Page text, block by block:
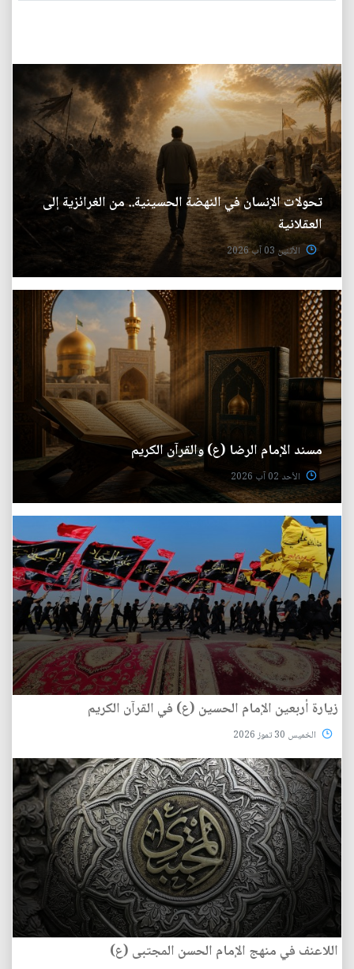
تحولات الإنسان في النهضة الحسينية.. من الغرائزية إلى
العقلانية
الأثنين 03 آب 2026
مسند الإمام الرضا (ع) والقرآن الكريم
الأحد 02 آب 2026
زيارة أربعين الإمام الحسين (ع) في القرآن الكريم
الخميس 30 تموز 2026
اللاعنف في منهج الإمام الحسن المجتبى (ع)